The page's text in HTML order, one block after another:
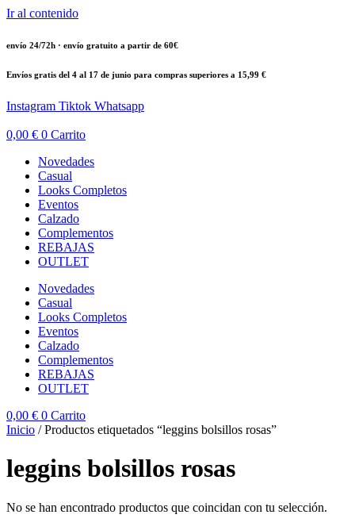
Ir al contenido
envío 24/72h · envío gratuito a partir de 60€
Envíos gratis del 4 al 17 de junio para compras superiores a 15,99 €
Instagram Tiktok Whatsapp
0,00 € 0 Carrito
Novedades
Casual
Looks Completos
Eventos
Calzado
Complementos
REBAJAS
OUTLET
Novedades
Casual
Looks Completos
Eventos
Calzado
Complementos
REBAJAS
OUTLET
0,00 € 0 Carrito
Inicio / Productos etiquetados “leggins bolsillos rosas”
leggins bolsillos rosas
No se han encontrado productos que coincidan con tu selección.